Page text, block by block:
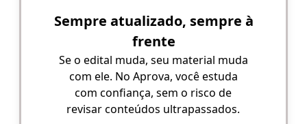
Sempre atualizado, sempre à
frente
Se o edital muda, seu material muda
com ele. No Aprova, você estuda
com confiança, sem o risco de
revisar conteúdos ultrapassados.